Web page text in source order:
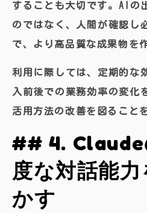
することも大切です。AIの
のではなく、人間が確認し
で、より高品質な成果物を
利用に際しては、定期的な
入前後での業務効率の変化
活用方法の改善を図ること
## 4. Claude
度な対話能
かす